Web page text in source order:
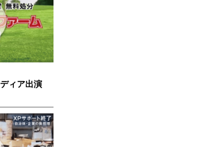
ィア出演